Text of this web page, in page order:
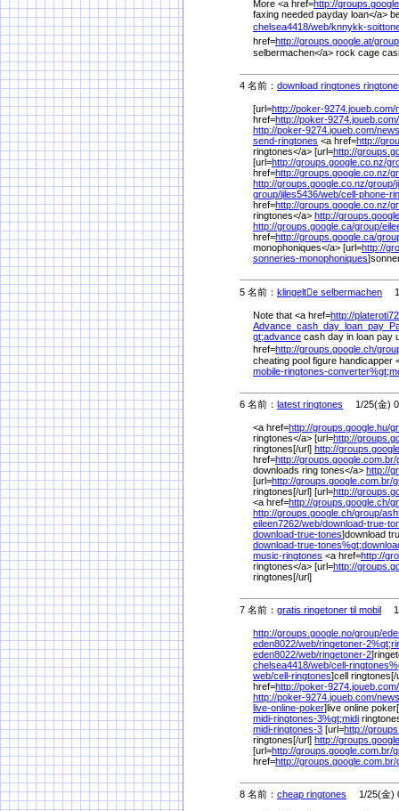
More <a href=http://
faxing needed payday loan</a>
chelsea4418/web/knnykk-
href=http://groups.google.at/
selbermachen</a> rock cage
4 名前： download ringtones
[url=http://poker-9274.joueb.com/
href=http://poker-9274.joueb.com/
http://poker-9274.joueb.com/
send-ringtones <a href=http://
ringtones</a> [url=http://
[url=http://groups.google.co.nz/
href=http://groups.google.co.nz/
http://groups.google.co.nz/group/
group/jiles5436/web/cell-phone-
href=http://groups.google.co.nz/
ringtones</a> http://
http://groups.google.ca/group/
href=http://groups.google.ca/
monophoniques</a> [url=http://
sonneries-monophoniques
5 名前： klingelte selbermachen 1/
Note that <a href=http://
gt;advance cash day in loan pay
href=http://groups.google.ch/
cheating pool figure handicapper
mobile-ringtones-converter%
6 名前： latest ringtones 1/25(金)
<a href=http://groups.google.hu/
ringtones</a> [url=http://
ringtones[/url] http://
href=http://groups.google.com.br/
downloads ring tones</a> http://
[url=http://groups.google.com.br/
ringtones[/url] [url=http://
<a href=http://groups.google.ch/
http://groups.google.ch/group/
eileen7262/web/download-true-
download-true-tones]download
download-true-tones%
music-ringtones <a href=http://
ringtones</a> [url=http://
ringtones[/url]
7 名前： gratis ringetoner til mobil 1/
http://groups.google.no/group/
eden8022/web/ringetoner-2%
eden8022/web/ringetoner-2
chelsea4418/web/cell-ringtones%
web/cell-ringtones]cell
href=http://poker-9274.joueb.com/
http://poker-9274.joueb.com/
live-online-poker]live online
midi-ringtones-3%gt;midi
midi-ringtones-3 [url=http://
ringtones[/url] http://
[url=http://groups.google.com.br/
href=http://groups.google.com.br/
8 名前： cheap ringtones 1/25(金)